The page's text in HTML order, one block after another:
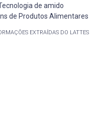
de amido
de Produtos Alimentares
EXTRAÍDAS DO LATTES